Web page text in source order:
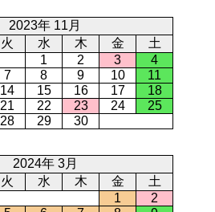
2023年 11月
火 水 木 金
土
1
2 3
4
7 8 9 10
11
14 15 16 17
18
21 22 23 24
25
28 29 30
2024年 3月
火 水 木 金
土
1
2